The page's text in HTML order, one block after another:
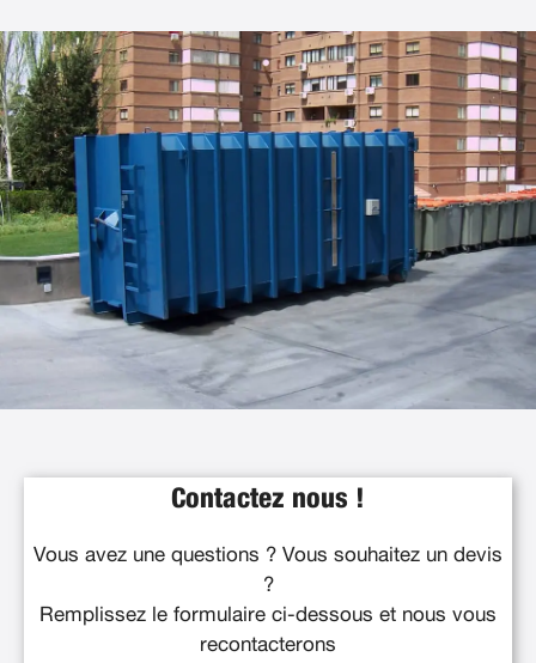
Contactez nous !
Vous avez une questions ? Vous souhaitez un devis
?
Remplissez le formulaire ci-dessous et nous vous
recontacterons